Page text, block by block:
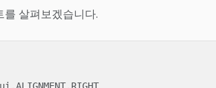
살펴보겠습니다.